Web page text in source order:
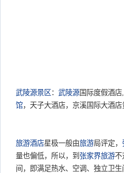
武陵源景区 ： 武陵源国际度假酒店
馆，天子大酒店，京溪国际大酒
旅游酒店星极一般由旅游局评定，
量也偏低，所以，到 张家界旅游不
间，即满足热水、空调、独立卫